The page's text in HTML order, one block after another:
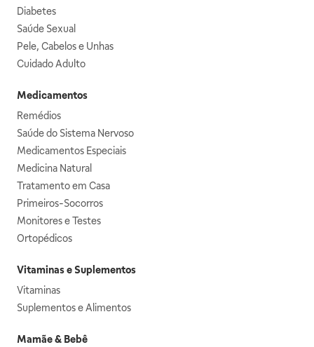
Diabetes
Saúde Sexual
Pele, Cabelos e Unhas
Cuidado Adulto
Medicamentos
Remédios
Saúde do Sistema Nervoso
Medicamentos Especiais
Medicina Natural
Tratamento em Casa
Primeiros-Socorros
Monitores e Testes
Ortopédicos
Vitaminas e Suplementos
Vitaminas
Suplementos e Alimentos
Mamãe & Bebê